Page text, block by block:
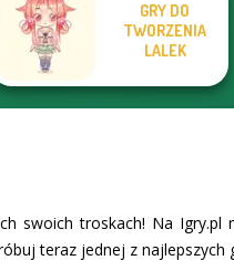
GRY DO
TWORZENIA
LALEK
swoich troskach! Na Igry.pl
teraz jednej z najlepszych